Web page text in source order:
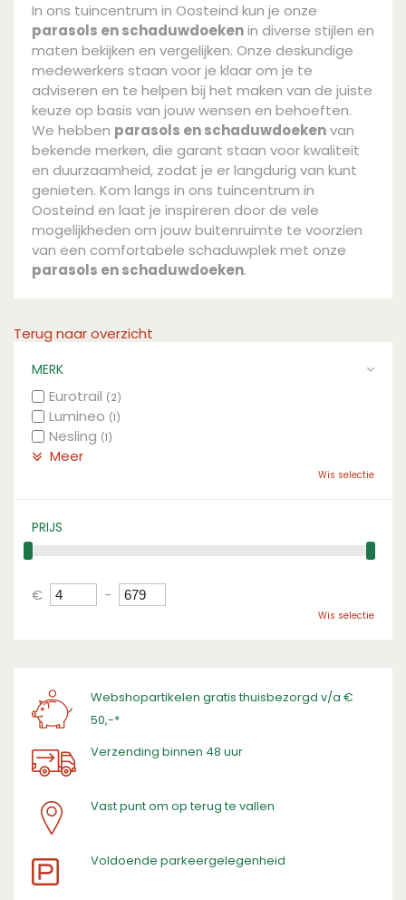
In ons tuincentrum in Oosteind kun je onze
parasols en schaduwdoekenin diverse stijlen en
maten bekijken en vergelijken. Onze deskundige
medewerkers staan voor je klaar om je te
adviseren en te helpen bij het maken van de juiste
keuze op basis van jouw wensen en behoeften.
We hebben parasols en schaduwdoekenvan
bekende merken, die garant staan voor kwaliteit
en duurzaamheid, zodat je er langdurig van kunt
genieten. Kom langs in ons tuincentrum in
Oosteind en laat je inspireren door de vele
mogelijkheden om jouw buitenruimte te voorzien
van een comfortabele schaduwplek met onze
parasols en schaduwdoeken.
Terug naar overzicht
MERK
Eurotrail (2)
Lumineo (1)
Nesling (1)
Meer
Wis selectie
PRIJS
€ -
Wis selectie
Webshopartikelen gratis thuisbezorgd v/a €
50,-*
Verzending binnen 48 uur
Vast punt om op terug te vallen
​Voldoende parkeergelegenheid